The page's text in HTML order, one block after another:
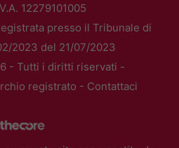
12279101005
presso il Tribunale di
2023 del 21/07/2023
- Tutti i diritti riservati -
registrato - Contattaci